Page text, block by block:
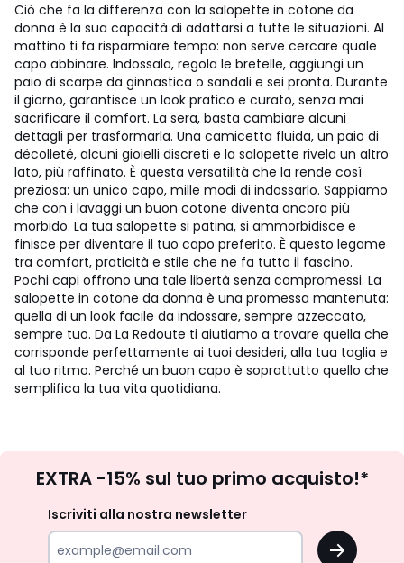
Ciò che fa la differenza con la salopette in cotone da
donna è la sua capacità di adattarsi a tutte le situazioni. Al
mattino ti fa risparmiare tempo: non serve cercare quale
capo abbinare. Indossala, regola le bretelle, aggiungi un
paio di scarpe da ginnastica o sandali e sei pronta. Durante
il giorno, garantisce un look pratico e curato, senza mai
sacrificare il comfort. La sera, basta cambiare alcuni
dettagli per trasformarla. Una camicetta fluida, un paio di
décolleté, alcuni gioielli discreti e la salopette rivela un altro
lato, più raffinato. È questa versatilità che la rende così
preziosa: un unico capo, mille modi di indossarlo. Sappiamo
che con i lavaggi un buon cotone diventa ancora più
morbido. La tua salopette si patina, si ammorbidisce e
finisce per diventare il tuo capo preferito. È questo legame
tra comfort, praticità e stile che ne fa tutto il fascino.
Pochi capi offrono una tale libertà senza compromessi. La
salopette in cotone da donna è una promessa mantenuta:
quella di un look facile da indossare, sempre azzeccato,
sempre tuo. Da La Redoute ti aiutiamo a trovare quella che
corrisponde perfettamente ai tuoi desideri, alla tua taglia e
al tuo ritmo. Perché un buon capo è soprattutto quello che
semplifica la tua vita quotidiana.
newsletter
EXTRA -15% sul tuo primo acquisto!*
Iscriviti alla nostra newsletter
OK